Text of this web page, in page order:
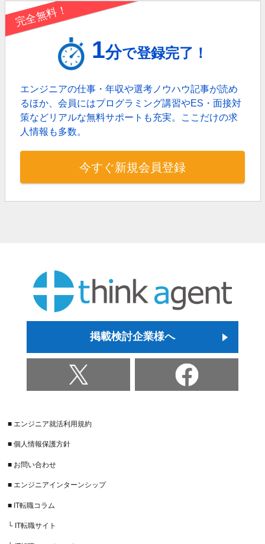
完全無料！
1分で登録完了！
エンジニアの仕事・年収や選考ノウハウ記事が読め
るほか、会員にはプログラミング講習やES・面接対
策などリアルな無料サポートも充実。 ここだけの求
人情報も多数。
今すぐ新規会員登録
掲載検討企業様へ
■ エンジニア就活利用規約
■ 個人情報保護方針
■ お問い合わせ
■ エンジニアインターンシップ
■ IT転職コラム
└ IT転職サイト